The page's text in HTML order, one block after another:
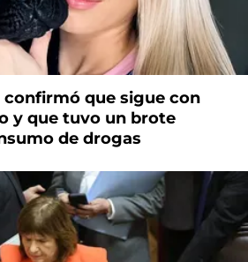
confirmó que sigue con
y que tuvo un brote
de drogas